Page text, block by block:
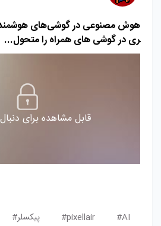
ری در گوشی های همراه را متحول...
قابل مشاهده برای
AI#
pixellair# پیکسلر#